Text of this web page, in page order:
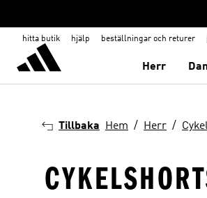
hitta butik hjälp beställningar och returer
Herr
Tillbaka Hem Herr